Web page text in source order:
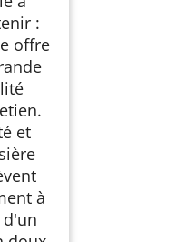
:
offre
et
à